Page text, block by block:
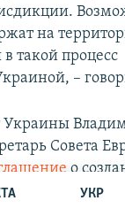
УКР
на
такой процесс
–
Украины
Совета
о
для